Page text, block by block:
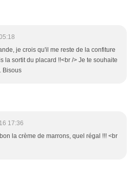
je crois qu'il me reste de la confiture
la sortit du placard !!<br /> Je te souhaite
Bisous
17:36
la crème de marrons, quel régal !!! <br